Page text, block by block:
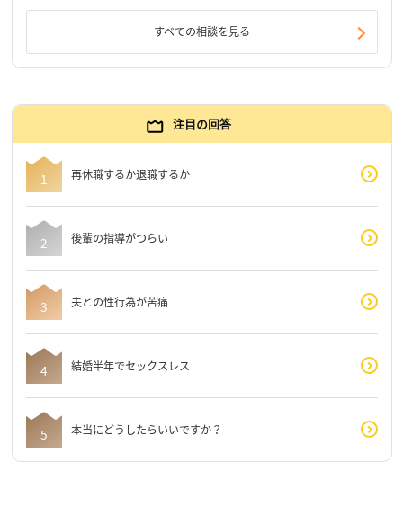
すべての相談を見る
注目の回答
再休職するか退職するか
後輩の指導がつらい
夫との性行為が苦痛
結婚半年でセックスレス
本当にどうしたらいいですか？